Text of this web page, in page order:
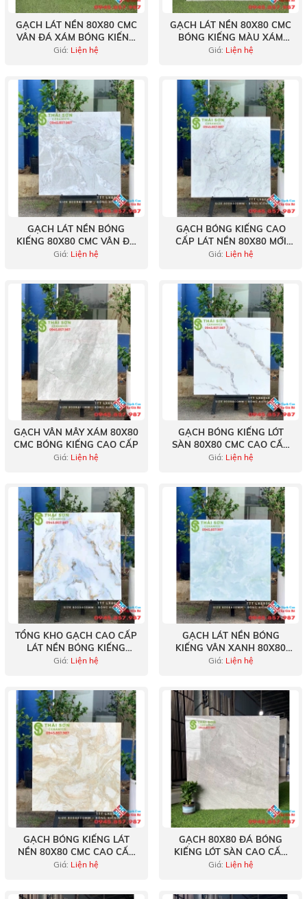
GẠCH LÁT NỀN 80X80 CMC
VÂN ĐÁ XÁM BÓNG KIẾNG
CAO CẤP
Giá: Liện hệ
GẠCH LÁT NỀN 80X80 CMC
BÓNG KIẾNG MÀU XÁM
NHẠT VÂN ĐÁ
Giá: Liện hệ
GẠCH LÁT NỀN BÓNG
KIẾNG 80X80 CMC VÂN ĐÁ
XÁM CAO CẤP
Giá: Liện hệ
GẠCH BÓNG KIẾNG CAO
CẤP LÁT NỀN 80X80 MỚI
NHẤT TẠI LONG AN
Giá: Liện hệ
GẠCH VÂN MÂY XÁM 80X80
CMC BÓNG KIẾNG CAO CẤP
Giá: Liện hệ
GẠCH BÓNG KIẾNG LÓT
SÀN 80X80 CMC CAO CẤP
TẠI TÂN PHÚ
Giá: Liện hệ
TỔNG KHO GẠCH CAO CẤP
LÁT NỀN BÓNG KIẾNG
80X80 CMC
Giá: Liện hệ
GẠCH LÁT NỀN BÓNG
KIẾNG VÂN XANH 80X80
ĐẸP
Giá: Liện hệ
GẠCH BÓNG KIẾNG LÁT
NỀN 80X80 CMC CAO CẤP
BÌNH CHÁNH
Giá: Liện hệ
GẠCH 80X80 ĐÁ BÓNG
KIẾNG LÓT SÀN CAO CẤP
TẠI PHAN THIẾT
Giá: Liện hệ